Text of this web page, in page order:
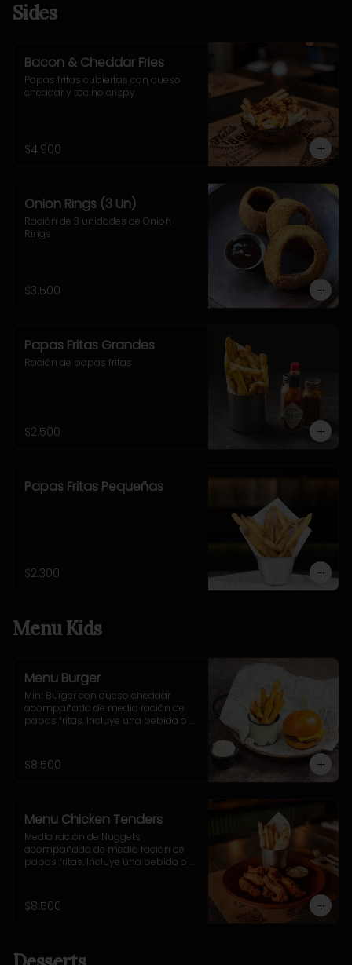
Sides
Bacon & Cheddar Fries
Papas fritas cubiertas con queso
cheddar y tocino crispy.
$4.900
Onion Rings (3 Un)
Ración de 3 unidades de Onion
Rings
$3.500
Papas Fritas Grandes
Ración de papas fritas.
$2.500
Papas Fritas Pequeñas
$2.300
Menu Kids
Menu Burger
Mini Burger con queso cheddar
acompañada de media ración de
papas fritas. Incluye una bebida o
$8.500
Menu Chicken Tenders
Media ración de Nuggets
acompañada de media ración de
papas fritas. Incluye una bebida o
$8.500